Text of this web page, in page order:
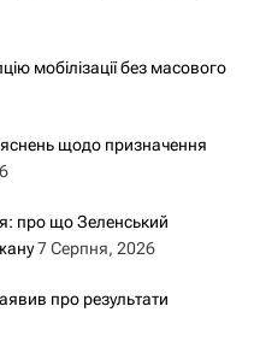
мобілізації без масового
щодо призначення
про що Зеленський
7 Серпня, 2026
про результати